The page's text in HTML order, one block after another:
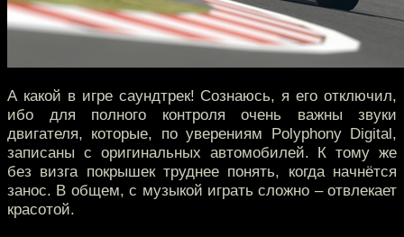
А какой в игре саундтрек! Сознаюсь, я его отключил,
ибо для полного контроля очень важны звуки
двигателя, которые, по уверениям Polyphony Digital,
записаны с оригинальных автомобилей. К тому же
без визга покрышек труднее понять, когда начнётся
занос. В общем, с музыкой играть сложно – отвлекает
красотой.